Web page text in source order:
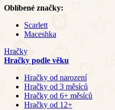
Oblíbené značky:
Scarlett
Maceshka
Hračky
Hračky podle věku
Hračky od narození
Hračky od 3 měsíců
Hračky od 6+ měsíců
Hračky od 12+